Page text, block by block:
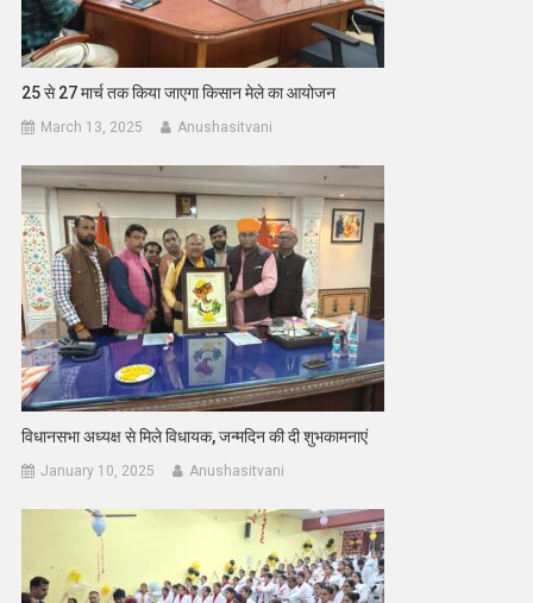
25 से 27 मार्च तक किया जाएगा किसान मेले का आयोजन
March 13, 2025 Anushasitvani
विधानसभा अध्यक्ष से मिले विधायक, जन्मदिन की दी शुभकामनाएं
January 10, 2025 Anushasitvani